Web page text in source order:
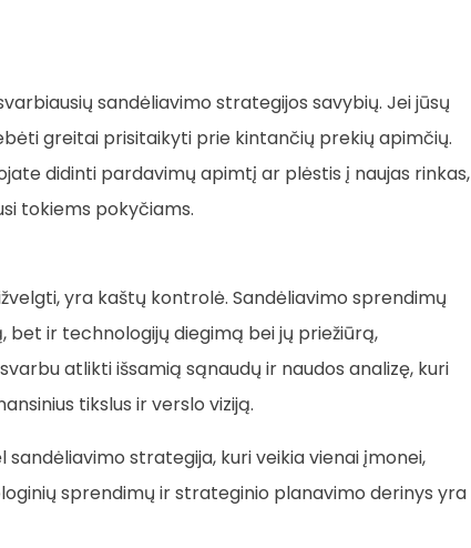
sandėliavimo strategijos savybių. Jei jūsų
greitai prisitaikyti prie kintančių prekių apimčių.
didinti pardavimų apimtį ar plėstis į naujas rinkas,
tokiems pokyčiams.
yra kaštų kontrolė. Sandėliavimo sprendimų
ir technologijų diegimą bei jų priežiūrą,
atlikti išsamią sąnaudų ir naudos analizę, kuri
tikslus ir verslo viziją.
strategija, kuri veikia vienai įmonei,
sprendimų ir strateginio planavimo derinys yra